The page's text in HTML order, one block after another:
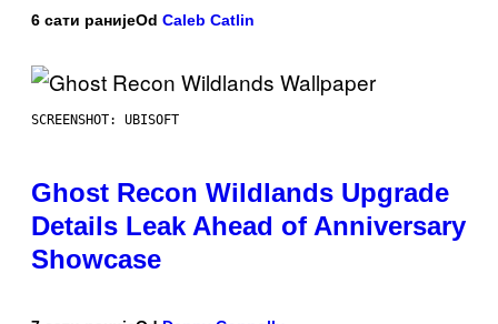
6 сати ранијеOd Caleb Catlin
SCREENSHOT: UBISOFT
Ghost Recon Wildlands Upgrade
Details Leak Ahead of Anniversary
Showcase